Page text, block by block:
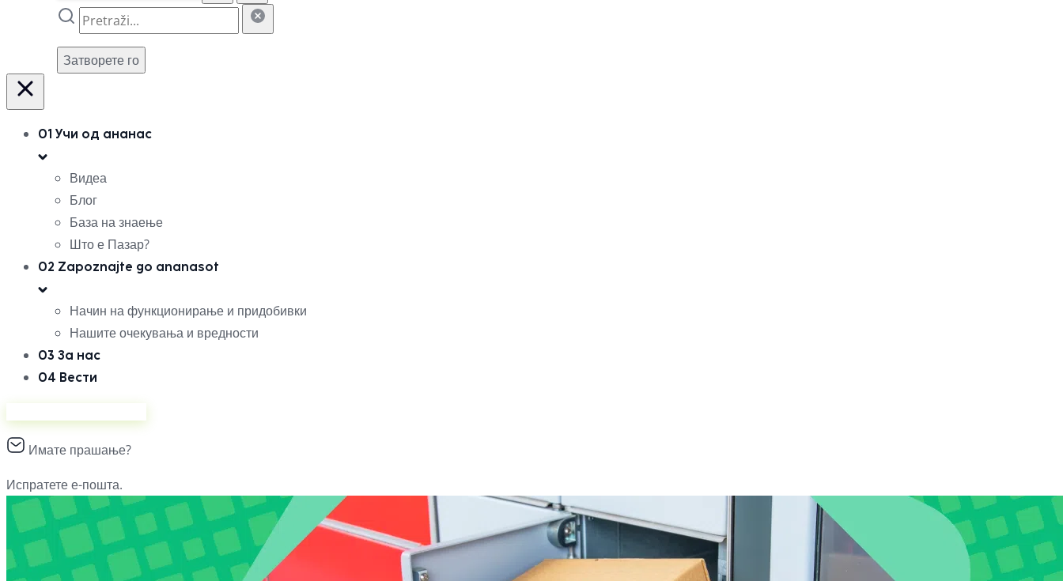
Затворете го
01 Учи од ананас
Видеа
Блог
База на знаење
Што е Пазар?
02 Zapoznajte go ananasot
Начин на функционирање и придобивки
Нашите очекувања и вредности
03 За нас
04 Вести
Имате прашање?
Испратете е-пошта.